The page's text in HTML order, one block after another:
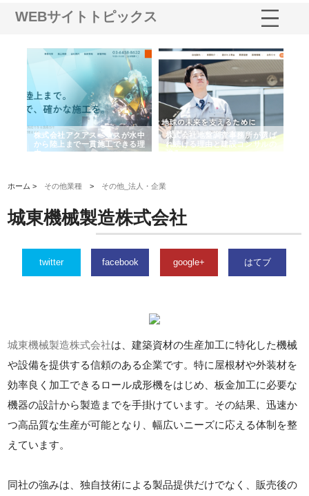
WEBサイトトピックス
株式会社アクアスペースが水中
から陸上まで一貫施工できる理
由
株式会社地盤調査事務所が選ば
れ続ける理由と建設コンサルの
強み
ホーム > その他業種 > その他_法人・企業
城東機械製造株式会社
twitter facebook google+ はてブ
城東機械製造株式会社は、建築資材の生産加工に特化した機械
や設備を提供する信頼のある企業です。特に屋根材や外装材を
効率良く加工できるロール成形機をはじめ、板金加工に必要な
機器の設計から製造までを手掛けています。その結果、迅速か
つ高品質な生産が可能となり、幅広いニーズに応える体制を整
えています。
同社の強みは、独自技術による製品提供だけでなく、販売後の